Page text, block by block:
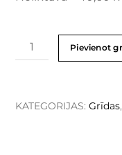
Pievienot
KATEGORIJAS:Grīdas,